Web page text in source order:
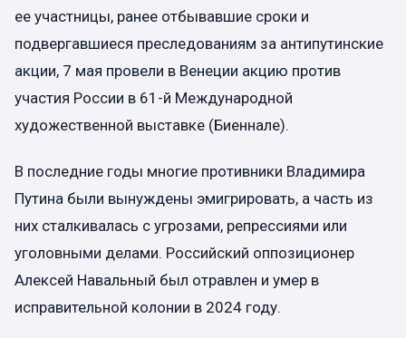
ее участницы, ранее отбывавшие сроки и
подвергавшиеся преследованиям за антипутинские
акции, 7 мая провели в Венеции акцию против
участия России в 61-й Международной
художественной выставке (Биеннале).
В последние годы многие противники Владимира
Путина были вынуждены эмигрировать, а часть из
них сталкивалась с угрозами, репрессиями или
уголовными делами. Российский оппозиционер
Алексей Навальный был отравлен и умер в
исправительной колонии в 2024 году.